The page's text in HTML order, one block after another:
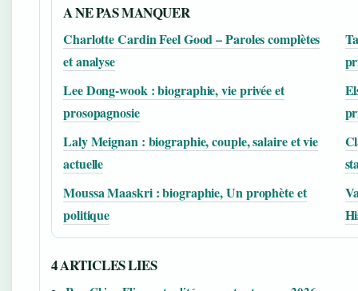
A NE PAS MANQUER
Charlotte Cardin Feel Good – Paroles complètes
et analyse
Lee Dong-wook : biographie, vie privée et
prosopagnosie
Laly Meignan : biographie, couple, salaire et vie
actuelle
Moussa Maaskri : biographie, Un prophète et
politique
4 ARTICLES LIES